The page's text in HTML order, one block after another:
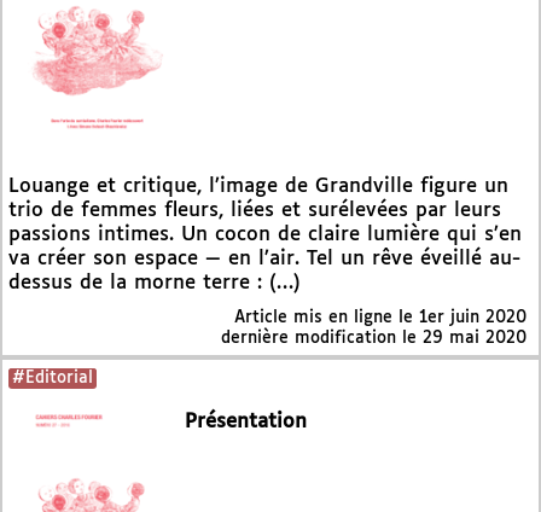
Louange et critique, l’image de Grandville figure un
trio de femmes fleurs, liées et surélevées par leurs
passions intimes. Un cocon de claire lumière qui s’en
va créer son espace — en l’air. Tel un rêve éveillé au-
dessus de la morne terre : (…)
Article mis en ligne le 1er juin 2020
dernière modification le 29 mai 2020
#Editorial
Présentation